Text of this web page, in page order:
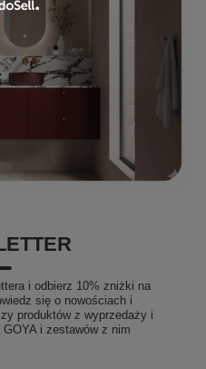
i odbierz 10% zniżki na
się o nowościach i
produktów z wyprzedaży i
i zestawów z nim